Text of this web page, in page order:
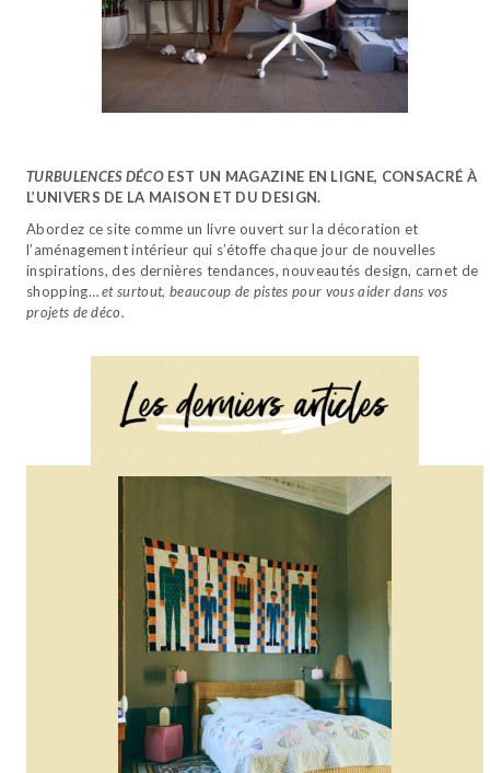
TURBULENCES DÉCO EST UN MAGAZINE EN LIGNE, CONSACRÉ À
L’UNIVERS DE LA MAISON ET DU DESIGN.
Abordez ce site comme un livre ouvert sur la décoration et
l’aménagement intérieur qui s’étoffe chaque jour de nouvelles
inspirations, des dernières tendances, nouveautés design, carnet de
shopping…et surtout, beaucoup de pistes pour vous aider dans vos
projets de déco.